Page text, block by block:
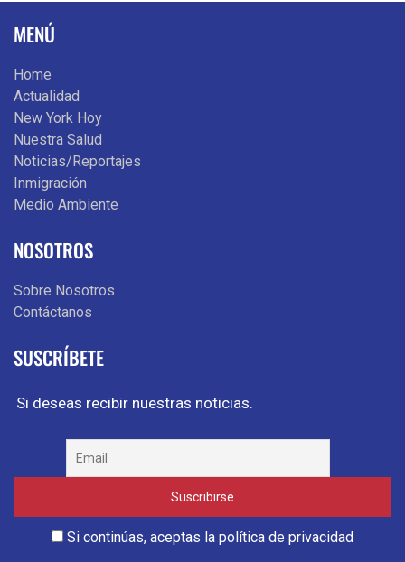
MENÚ
Home
Actualidad
New York Hoy
Nuestra Salud
Noticias/Reportajes
Inmigración
Medio Ambiente
NOSOTROS
Sobre Nosotros
Contáctanos
SUSCRÍBETE
Si deseas recibir nuestras noticias.
Si continúas, aceptas la política de privacidad